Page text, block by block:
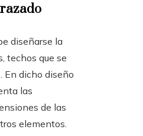
diseñarse la
techos que se
En dicho diseño
las
de las
elementos.